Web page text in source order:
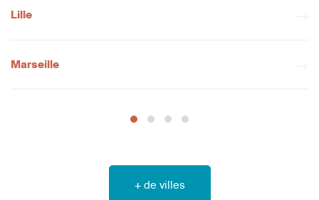
Lille
Marseille
+ de villes